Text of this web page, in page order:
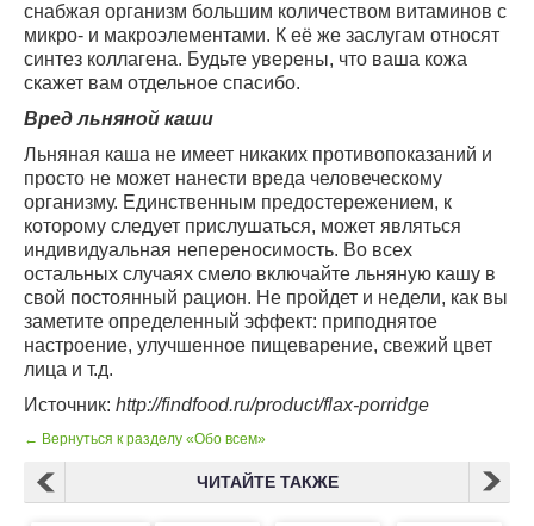
снабжая организм большим количеством витаминов с
микро- и макроэлементами. К её же заслугам относят
синтез коллагена. Будьте уверены, что ваша кожа
скажет вам отдельное спасибо.
Вред льняной каши
Льняная каша не имеет никаких противопоказаний и
просто не может нанести вреда человеческому
организму. Единственным предостережением, к
которому следует прислушаться, может являться
индивидуальная непереносимость. Во всех
остальных случаях смело включайте льняную кашу в
свой постоянный рацион. Не пройдет и недели, как вы
заметите определенный эффект: приподнятое
настроение, улучшенное пищеварение, свежий цвет
лица и т.д.
Источник: http://findfood.ru/product/flax-porridge
← Вернуться к разделу «Обо всем»
ЧИТАЙТЕ ТАКЖЕ